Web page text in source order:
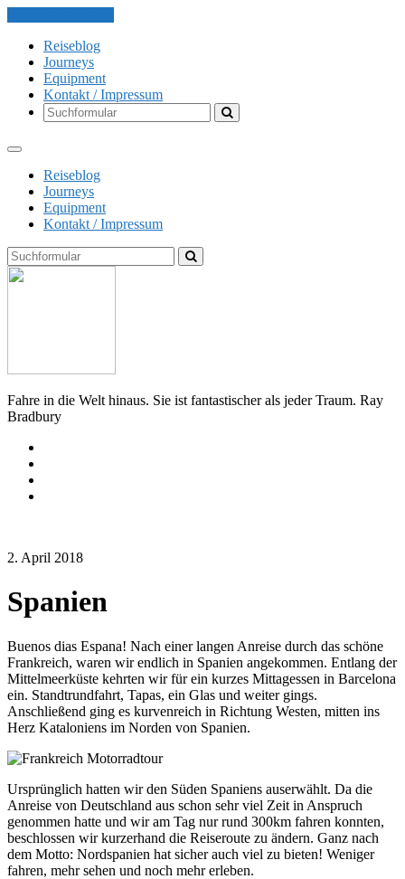
Reiseblog
Journeys
Equipment
Kontakt / Impressum
Search
Reiseblog
Journeys
Equipment
Kontakt / Impressum
Search
Fahre in die Welt hinaus. Sie ist fantastischer als jeder Traum. Ray
Bradbury
2. April 2018
Spanien
Buenos dias Espana! Nach einer langen Anreise durch das schöne
Frankreich, waren wir endlich in Spanien angekommen. Entlang der
Mittelmeerküste kehrten wir für ein kurzes Mittagessen in Barcelona
ein. Standtrundfahrt, Tapas, ein Glas und weiter gings.
Anschließend ging es kurvenreich in Richtung Westen, mitten ins
Herz Kataloniens im Norden von Spanien.
Ursprünglich hatten wir den Süden Spaniens auserwählt. Da die
Anreise von Deutschland aus schon sehr viel Zeit in Anspruch
genommen hatte und wir am Tag nur rund 300km fahren konnten,
beschlossen wir kurzerhand die Reiseroute zu ändern. Ganz nach
dem Motto: Nordspanien hat sicher auch viel zu bieten! Weniger
fahren, mehr sehen und noch mehr erleben.